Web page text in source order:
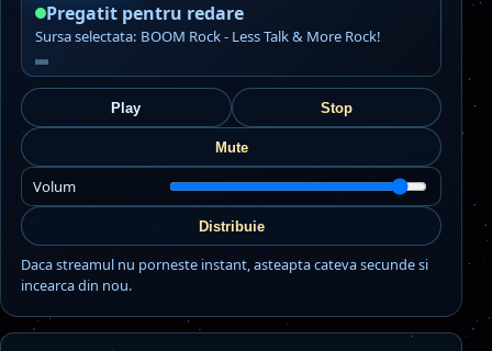
Pregatit pentru redare
Sursa selectata: BOOM Rock - Less Talk & More Rock!
Play Stop
Mute
Volum
Distribuie
Daca streamul nu porneste instant, asteapta cateva secunde si
incearca din nou.